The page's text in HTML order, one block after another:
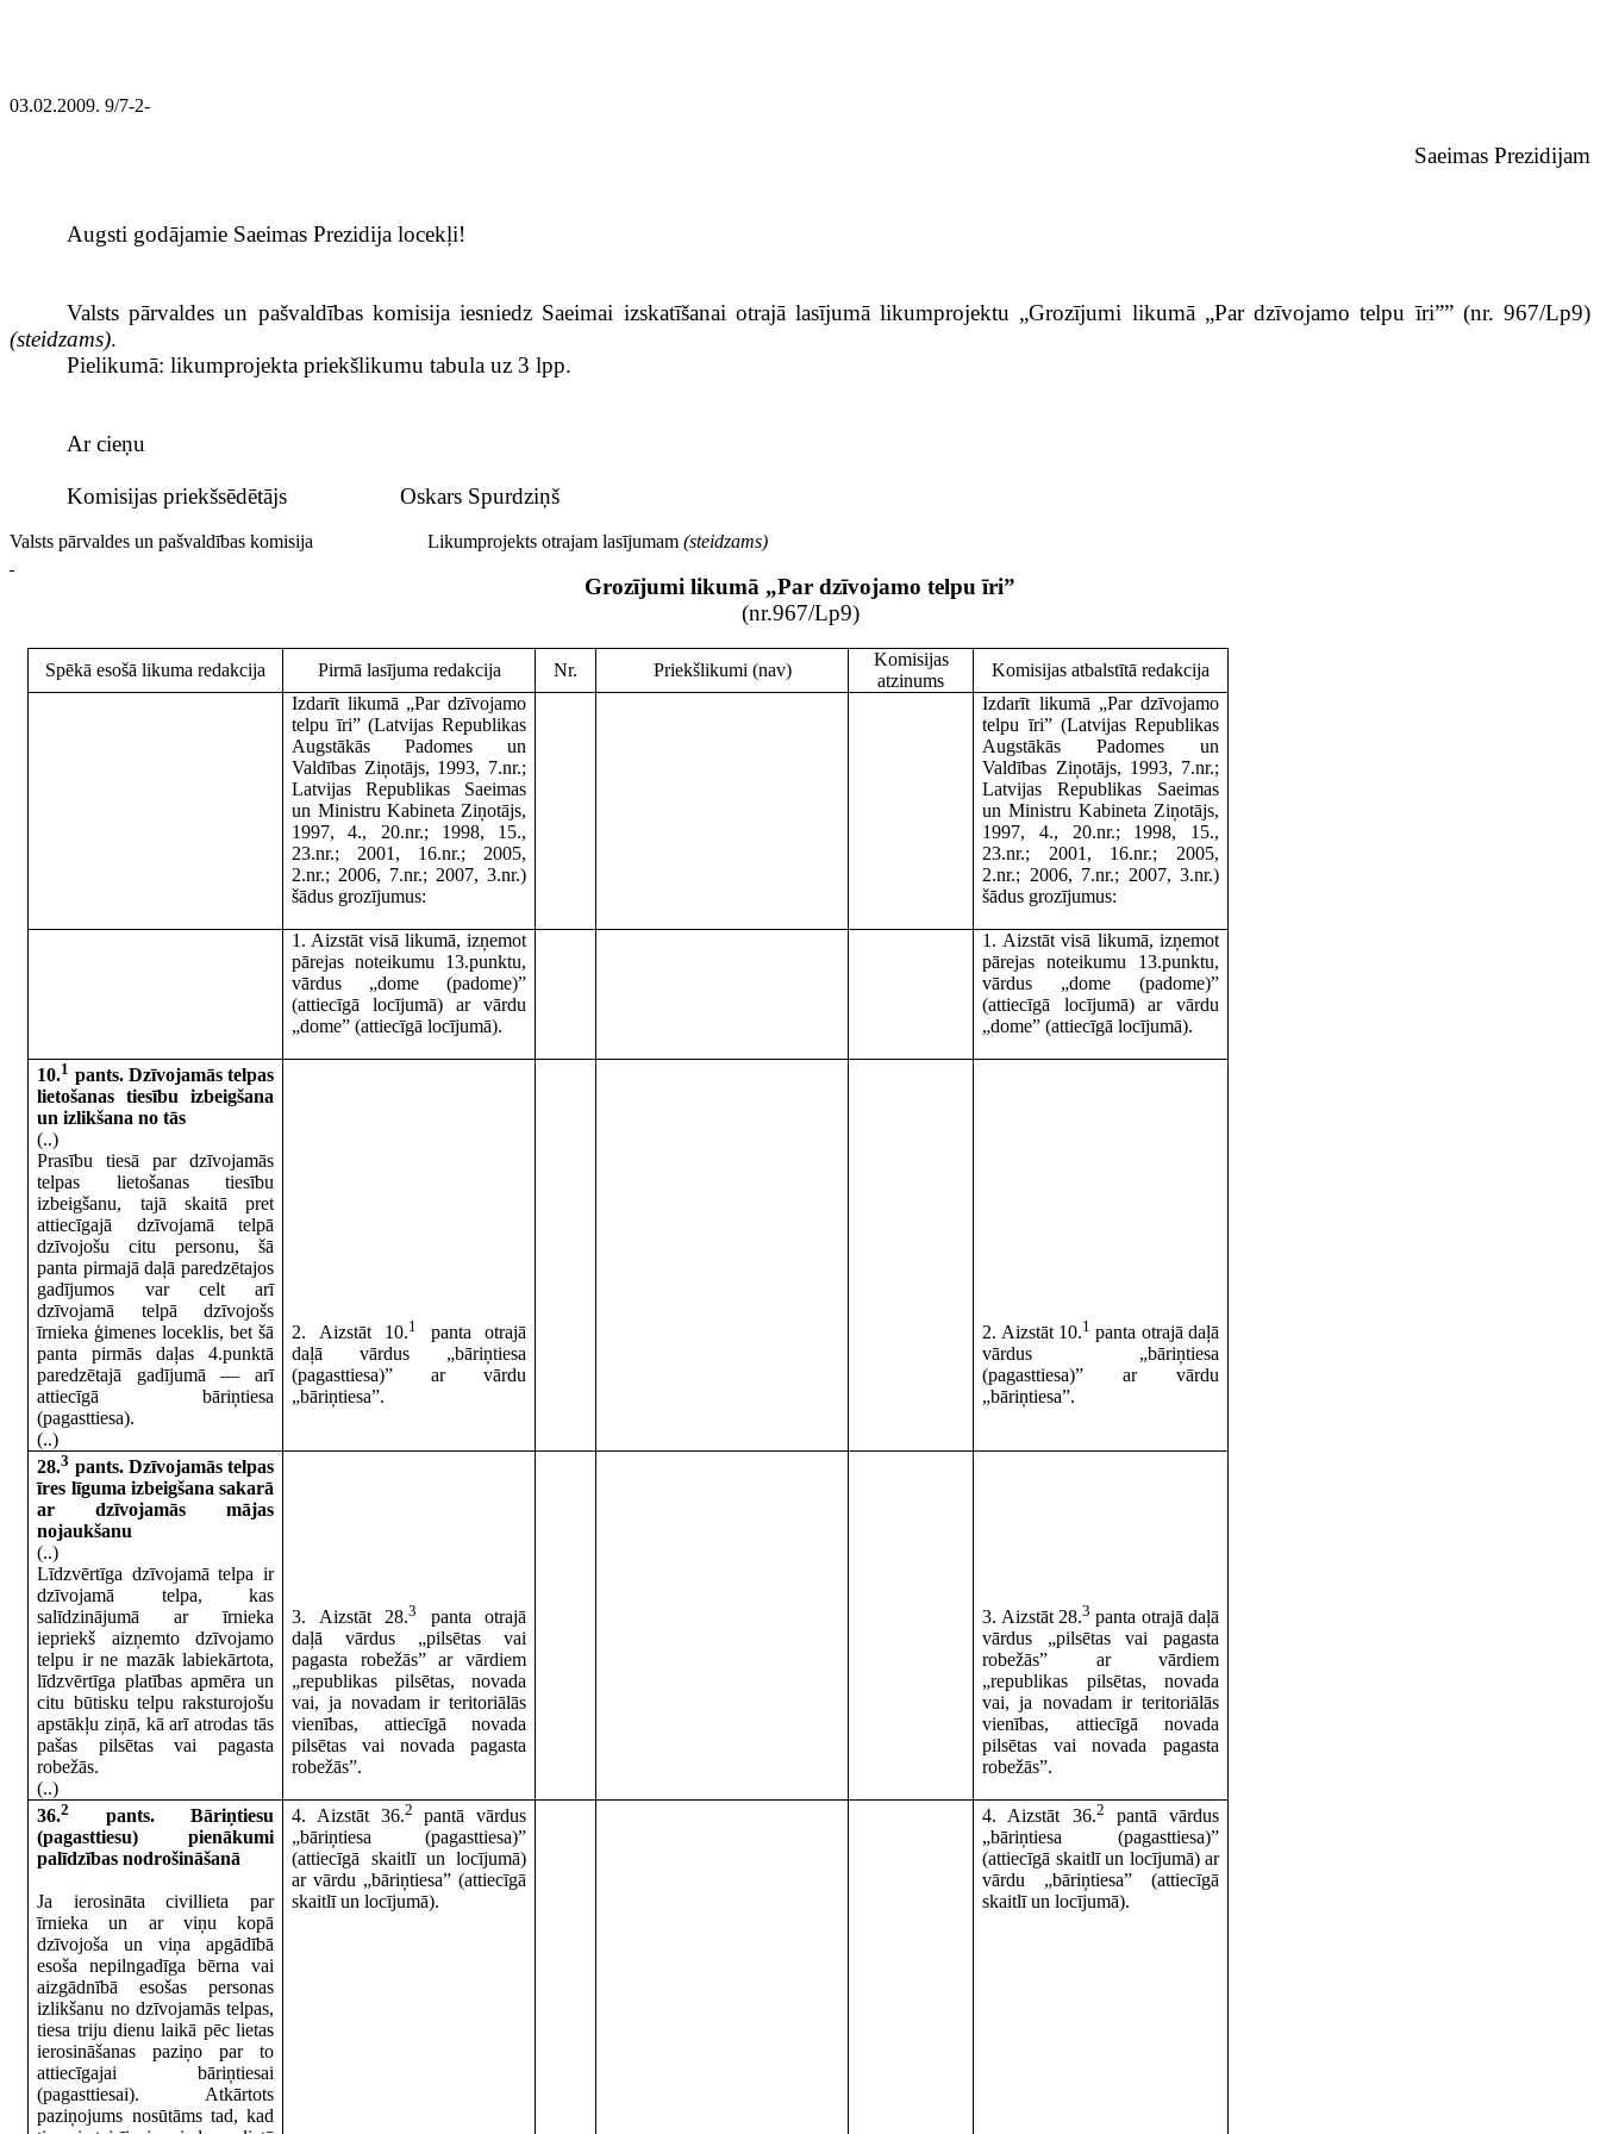
03.02.2009. 9/7-2-
Saeimas Prezidijam
Augsti godājamie Saeimas Prezidija locekļi!
Valsts pārvaldes un pašvaldības komisija iesniedz Saeimai izskatīšanai otrajā lasījumā likumprojektu „Grozījumi likumā „Par dzīvojamo telpu īri”” (nr. 967/Lp9)
(steidzams).
Pielikumā: likumprojekta priekšlikumu tabula uz 3 lpp.
Ar cieņu
Komisijas priekšsēdētājs Oskars Spurdziņš
Valsts pārvaldes un pašvaldības komisija Likumprojekts otrajam lasījumam (steidzams)
Grozījumi likumā „Par dzīvojamo telpu īri”
(nr.967/Lp9)
Spēkā esošā likuma redakcija Pirmā lasījuma redakcija Nr. Priekšlikumi (nav)
Komisijas
atzinums
Komisijas atbalstītā redakcija
Izdarīt likumā „Par dzīvojamo
telpu īri” (Latvijas Republikas
Augstākās Padomes un
Valdības Ziņotājs, 1993, 7.nr.;
Latvijas Republikas Saeimas
un Ministru Kabineta Ziņotājs,
1997, 4., 20.nr.; 1998, 15.,
23.nr.; 2001, 16.nr.; 2005,
2.nr.; 2006, 7.nr.; 2007, 3.nr.)
šādus grozījumus:
Izdarīt likumā „Par dzīvojamo
telpu īri” (Latvijas Republikas
Augstākās Padomes un
Valdības Ziņotājs, 1993, 7.nr.;
Latvijas Republikas Saeimas
un Ministru Kabineta Ziņotājs,
1997, 4., 20.nr.; 1998, 15.,
23.nr.; 2001, 16.nr.; 2005,
2.nr.; 2006, 7.nr.; 2007, 3.nr.)
šādus grozījumus:
1. Aizstāt visā likumā, izņemot
pārejas noteikumu 13.punktu,
vārdus „dome (padome)”
(attiecīgā locījumā) ar vārdu
„dome” (attiecīgā locījumā).
1. Aizstāt visā likumā, izņemot
pārejas noteikumu 13.punktu,
vārdus „dome (padome)”
(attiecīgā locījumā) ar vārdu
„dome” (attiecīgā locījumā).
10.1 pants. Dzīvojamās telpas
lietošanas tiesību izbeigšana
un izlikšana no tās
(..)
Prasību tiesā par dzīvojamās
telpas lietošanas tiesību
izbeigšanu, tajā skaitā pret
attiecīgajā dzīvojamā telpā
dzīvojošu citu personu, šā
panta pirmajā daļā paredzētajos
gadījumos var celt arī
dzīvojamā telpā dzīvojošs
īrnieka ģimenes loceklis, bet šā
panta pirmās daļas 4.punktā
paredzētajā gadījumā — arī
attiecīgā bāriņtiesa
(pagasttiesa).
(..)
2. Aizstāt 10.1
panta otrajā
daļā vārdus „bāriņtiesa
(pagasttiesa)” ar vārdu
„bāriņtiesa”.
2. Aizstāt 10.1 panta otrajā daļā
vārdus „bāriņtiesa
(pagasttiesa)” ar vārdu
„bāriņtiesa”.
28.3 pants. Dzīvojamās telpas
īres līguma izbeigšana sakarā
ar dzīvojamās mājas
nojaukšanu
(..)
Līdzvērtīga dzīvojamā telpa ir
dzīvojamā telpa, kas
salīdzinājumā ar īrnieka
iepriekš aizņemto dzīvojamo
telpu ir ne mazāk labiekārtota,
līdzvērtīga platības apmēra un
citu būtisku telpu raksturojošu
apstākļu ziņā, kā arī atrodas tās
pašas pilsētas vai pagasta
robežās.
(..)
3. Aizstāt 28.3
panta otrajā
daļā vārdus „pilsētas vai
pagasta robežās” ar vārdiem
„republikas pilsētas, novada
vai, ja novadam ir teritoriālās
vienības, attiecīgā novada
pilsētas vai novada pagasta
robežās”.
3. Aizstāt 28.3 panta otrajā daļā
vārdus „pilsētas vai pagasta
robežās” ar vārdiem
„republikas pilsētas, novada
vai, ja novadam ir teritoriālās
vienības, attiecīgā novada
pilsētas vai novada pagasta
robežās”.
36.2
pants. Bāriņtiesu
(pagasttiesu) pienākumi
palīdzības nodrošināšanā
Ja ierosināta civillieta par
īrnieka un ar viņu kopā
dzīvojoša un viņa apgādībā
esoša nepilngadīga bērna vai
aizgādnībā esošas personas
izlikšanu no dzīvojamās telpas,
tiesa triju dienu laikā pēc lietas
ierosināšanas paziņo par to
attiecīgajai bāriņtiesai
(pagasttiesai). Atkārtots
paziņojums nosūtāms tad, kad
4. Aizstāt 36.2
pantā vārdus
„bāriņtiesa (pagasttiesa)”
(attiecīgā skaitlī un locījumā)
ar vārdu „bāriņtiesa” (attiecīgā
skaitlī un locījumā).
4. Aizstāt 36.2
pantā vārdus
„bāriņtiesa (pagasttiesa)”
(attiecīgā skaitlī un locījumā) ar
vārdu „bāriņtiesa” (attiecīgā
skaitlī un locījumā).